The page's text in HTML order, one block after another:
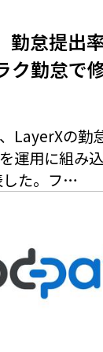
勤怠提出
勤怠で
LayerXの勤
運用に組み
した。フ…